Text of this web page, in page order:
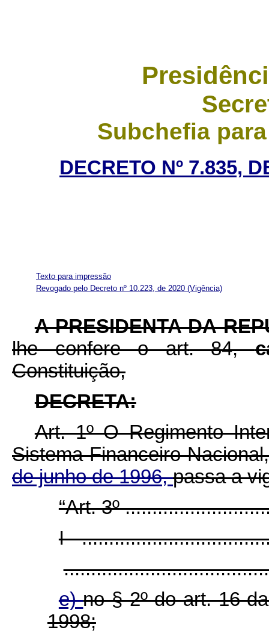
Subchefia
DECRETO Nº 7.835,
Texto para impressão
Revogado pelo Decreto nº 10.223, de 2020 (Vigência)
A PRESIDENTA DA
lhe confere o art. 84,
Constituição,
DECRETA:
Art. 1º O Regimento
Sistema Financeiro
de junho de 1996,passa a
“Art. 3º
I -
e)no § 2º do art. 16
1998;